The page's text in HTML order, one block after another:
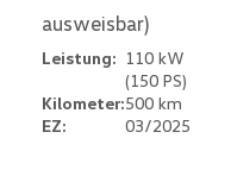
ausweisbar)
Leistung: 110 kW
(150 PS)
Kilometer:500 km
EZ:
03/2025